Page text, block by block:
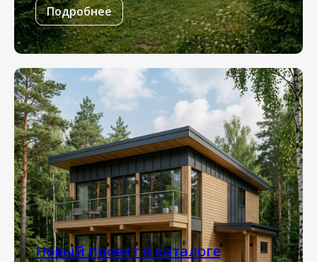
Подробнее
Новый проект в каталоге